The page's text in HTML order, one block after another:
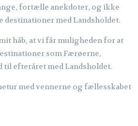
fortælle anekdoter, og ikke
destinationer med Landsholdet.
håb, at vi får muligheden for at
som Færøerne,
til efteråret med Landsholdet.
med vennerne og fællesskabet